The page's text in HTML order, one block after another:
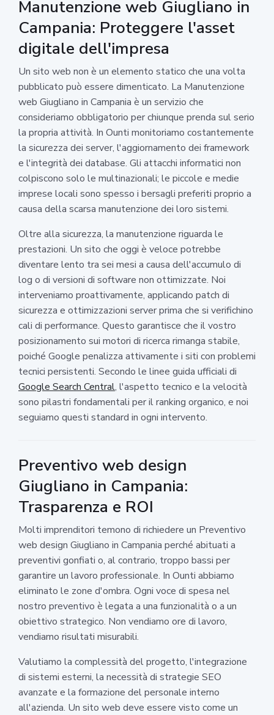
Manutenzione web Giugliano in
Campania: Proteggere l'asset
digitale dell'impresa
Un sito web non è un elemento statico che una volta
pubblicato può essere dimenticato. La Manutenzione
web Giugliano in Campania è un servizio che
consideriamo obbligatorio per chiunque prenda sul serio
la propria attività. In Ounti monitoriamo costantemente
la sicurezza dei server, l'aggiornamento dei framework
e l'integrità dei database. Gli attacchi informatici non
colpiscono solo le multinazionali; le piccole e medie
imprese locali sono spesso i bersagli preferiti proprio a
causa della scarsa manutenzione dei loro sistemi.
Oltre alla sicurezza, la manutenzione riguarda le
prestazioni. Un sito che oggi è veloce potrebbe
diventare lento tra sei mesi a causa dell'accumulo di
log o di versioni di software non ottimizzate. Noi
interveniamo proattivamente, applicando patch di
sicurezza e ottimizzazioni server prima che si verifichino
cali di performance. Questo garantisce che il vostro
posizionamento sui motori di ricerca rimanga stabile,
poiché Google penalizza attivamente i siti con problemi
tecnici persistenti. Secondo le linee guida ufficiali di
Google Search Central, l'aspetto tecnico e la velocità
sono pilastri fondamentali per il ranking organico, e noi
seguiamo questi standard in ogni intervento.
Preventivo web design
Giugliano in Campania:
Trasparenza e ROI
Molti imprenditori temono di richiedere un Preventivo
web design Giugliano in Campania perché abituati a
preventivi gonfiati o, al contrario, troppo bassi per
garantire un lavoro professionale. In Ounti abbiamo
eliminato le zone d'ombra. Ogni voce di spesa nel
nostro preventivo è legata a una funzionalità o a un
obiettivo strategico. Non vendiamo ore di lavoro,
vendiamo risultati misurabili.
Valutiamo la complessità del progetto, l'integrazione
di sistemi esterni, la necessità di strategie SEO
avanzate e la formazione del personale interno
all'azienda. Un sito web deve essere visto come un